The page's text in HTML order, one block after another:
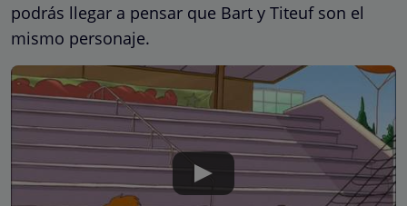
podrás llegar a pensar que Bart y Titeuf son el
mismo personaje.